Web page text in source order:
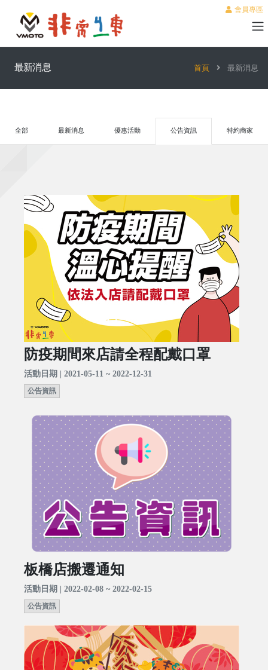
會員專區
最新消息 首頁 最新消息
全部 最新消息 優惠活動 公告資訊 特約商家
防疫期間來店請全程配戴口罩
活動日期 | 2021-05-11 ~ 2022-12-31
公告資訊
板橋店搬遷通知
活動日期 | 2022-02-08 ~ 2022-02-15
公告資訊